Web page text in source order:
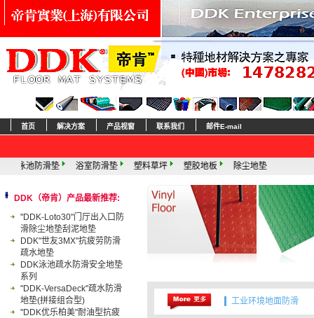
浴室防滑垫 塑料草坪 塑胶地板 除尘地垫
首页 解决方案 产品视窗 联系我们 邮件E-mail
DDK（帝肯）产品最新推荐:
"DDK-Loto30"门厅出入口防
滑除尘地垫刮泥地垫
DDK"世友3MX"抗疲劳防滑
疏水地垫
DDK泳池疏水防滑安全地垫
系列
"DDK-VersaDeck"疏水防滑
地垫(拼接组合型)
"DDK优乐柏美"耐油型抗疲
工业环境地面防滑